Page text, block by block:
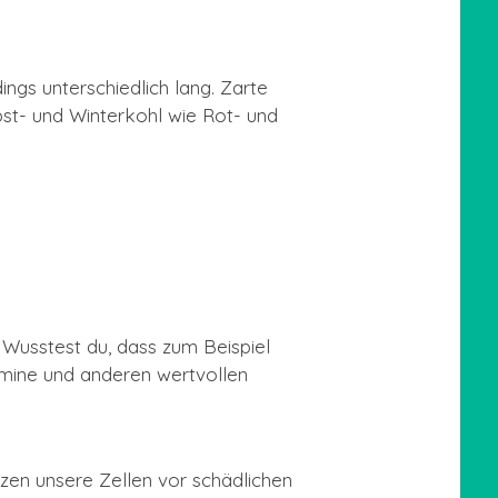
unterschiedlich lang. Zarte
und Winterkohl wie Rot- und
du, dass zum Beispiel
und anderen wertvollen
unsere Zellen vor schädlichen